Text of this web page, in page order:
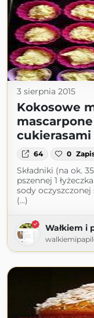
3 sierpnia 2015
Kokosowe
cukierasami
64 0
Składniki (na ok.
pszennej 1
sody oczyszczonej
(...)
Wałkiem i